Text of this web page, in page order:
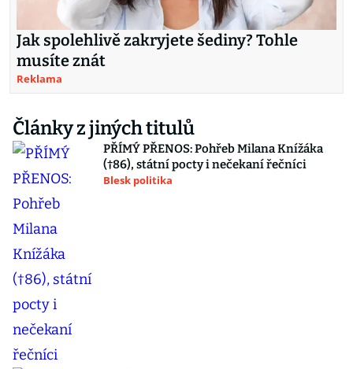
Jak spolehlivě zakryjete šediny? Tohle
musíte znát
Reklama
Články z jiných titulů
PŘÍMÝ PŘENOS: Pohřeb Milana Knížáka
(†86), státní pocty i nečekaní řečníci
Blesk politika